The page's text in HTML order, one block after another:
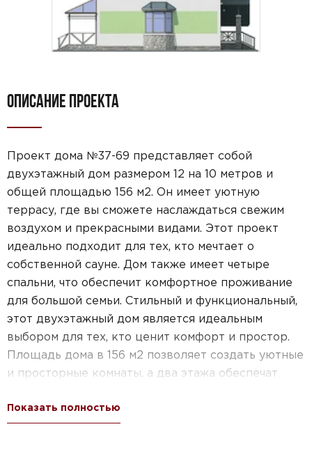
ОПИСАНИЕ ПРОЕКТА
Проект дома №37-69 представляет собой
двухэтажный дом размером 12 на 10 метров и
общей площадью 156 м2. Он имеет уютную
террасу, где вы сможете наслаждаться свежим
воздухом и прекрасными видами. Этот проект
идеально подходит для тех, кто мечтает о
собственной сауне. Дом также имеет четыре
спальни, что обеспечит комфортное проживание
для большой семьи. Стильный и функциональный,
этот двухэтажный дом является идеальным
выбором для тех, кто ценит комфорт и простор.
Площадь дома в 156 м2 позволяет создать уютные
и просторные комнаты, а два этажа обеспечат
помещений. Этот проект также подходит для тех,
кто ищет идеальный вариант для дачи. Все эти
Показать полностью